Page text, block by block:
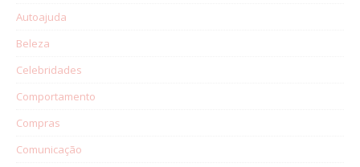
Autoajuda
Beleza
Celebridades
Comportamento
Compras
Comunicação